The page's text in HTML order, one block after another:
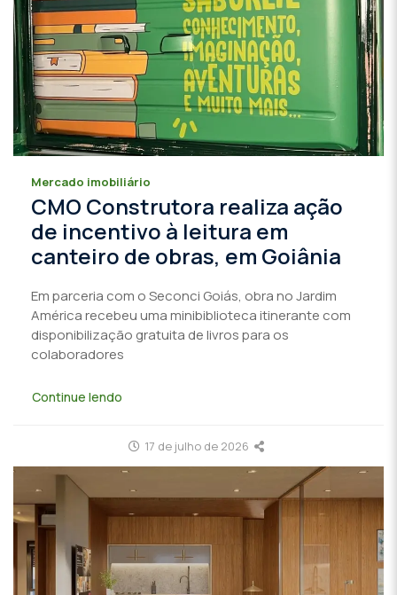
Mercado imobiliário
CMO Construtora realiza ação
de incentivo à leitura em
canteiro de obras, em Goiânia
Em parceria com o Seconci Goiás, obra no Jardim
América recebeu uma minibiblioteca itinerante com
disponibilização gratuita de livros para os
colaboradores
Continue lendo
17 de julho de 2026